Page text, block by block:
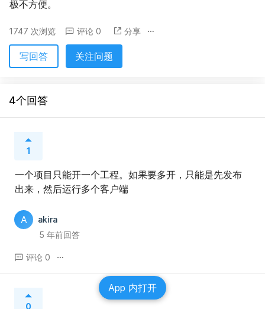
极不方便。
1747 次浏览 评论 0 分享
写回答 关注问题
4个回答
1
一个项目只能开一个工程。如果要多开，只能是先发布
出来，然后运行多个客户端
A
akira
5 年前回答
评论 0
0
App 内打开